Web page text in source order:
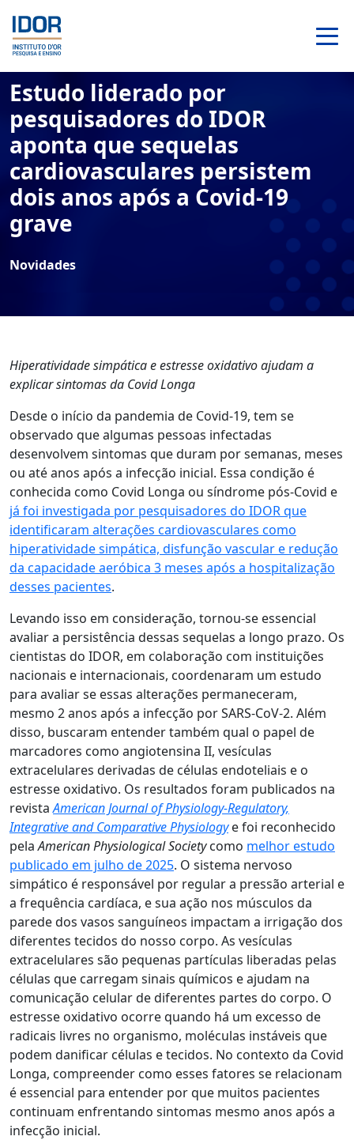
Estudo liderado por
pesquisadores do IDOR
aponta que sequelas
cardiovasculares persistem
dois anos após a Covid-19
grave
Novidades
Hiperatividade simpática e estresse oxidativo ajudam a
explicar sintomas da Covid Longa
Desde o início da pandemia de Covid-19, tem se
observado que algumas pessoas infectadas
desenvolvem sintomas que duram por semanas, meses
ou até anos após a infecção inicial. Essa condição é
conhecida como Covid Longa ou síndrome pós-Covid e
já foi investigada por pesquisadores do IDOR que
identificaram alterações cardiovasculares como
hiperatividade simpática, disfunção vascular e redução
da capacidade aeróbica 3 meses após a hospitalização
desses pacientes.
Levando isso em consideração, tornou-se essencial
avaliar a persistência dessas sequelas a longo prazo. Os
cientistas do IDOR, em colaboração com instituições
nacionais e internacionais, coordenaram um estudo
para avaliar se essas alterações permaneceram,
mesmo 2 anos após a infecção por SARS-CoV-2. Além
disso, buscaram entender também qual o papel de
marcadores como angiotensina II, vesículas
extracelulares derivadas de células endoteliais e o
estresse oxidativo. Os resultados foram publicados na
revistaAmerican Journal of Physiology-Regulatory,
Integrative and Comparative Physiologye foi reconhecido
pelaAmerican Physiological Societycomo melhor estudo
publicado em julho de 2025. O sistema nervoso
simpático é responsável por regular a pressão arterial e
a frequência cardíaca, e sua ação nos músculos da
parede dos vasos sanguíneos impactam a irrigação dos
diferentes tecidos do nosso corpo. As vesículas
extracelulares são pequenas partículas liberadas pelas
células que carregam sinais químicos e ajudam na
comunicação celular de diferentes partes do corpo. O
estresse oxidativo ocorre quando há um excesso de
radicais livres no organismo, moléculas instáveis que
podem danificar células e tecidos. No contexto da Covid
Longa, compreender como esses fatores se relacionam
é essencial para entender por que muitos pacientes
continuam enfrentando sintomas mesmo anos após a
infecção inicial.